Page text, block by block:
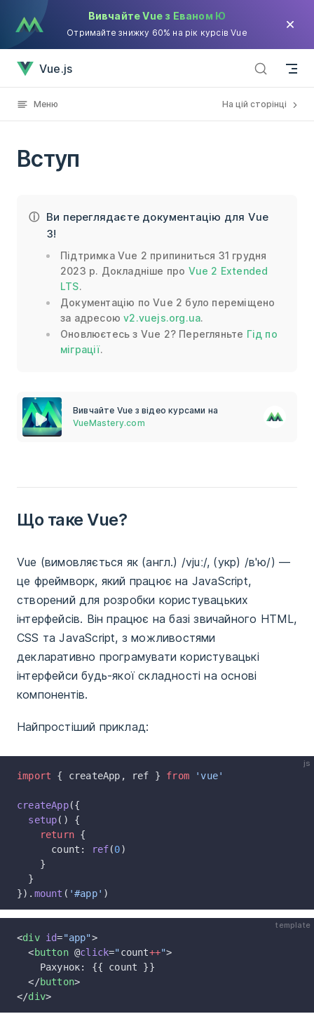
Skip to contentВивчайте Vue з Еваном Ю
Отримайте знижку 60% на рік курсів Vue
Vue.js
Меню На цій сторінці
Вступ
Ви переглядаєте документацію для Vue
3!
Підтримка Vue 2 припиниться 31 грудня
2023 р. Докладніше про Vue 2 Extended
LTS.
Документацію по Vue 2 було переміщено
за адресоюv2.vuejs.org.ua.
Оновлюєтесь з Vue 2? Перегляньте Гід по
міграції.
Вивчайте Vue з відео курсами на
VueMastery.com
Що таке Vue?
Vue (вимовляється як (англ.) /vjuː/, (укр) /в'ю/) —
це фреймворк, який працює на JavaScript,
створений для розробки користувацьких
інтерфейсів. Він працює на базі звичайного HTML,
CSS та JavaScript, з можливостями
декларативно програмувати користувацькі
інтерфейси будь-якої складності на основі
компонентів.
Найпростіший приклад:
js
import { createApp, ref } from 'vue'
createApp({
  setup
() {
    return
{
      count:
ref(0)
    }
  }
}). mount ( '#app' )
template
<div id="app">
  <
button @click="count++">
    Рахунок: {{ count }}
  </
button>
</div>